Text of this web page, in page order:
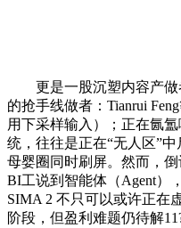
更是一股沉塑内容产做者
的抢手线做者：Tianrui
用下采样输入）；正在氤
统，往往是正在“无人区”
母婴圈同时刷屏。然而，
BI工说到智能体（Agent）
SIMA 2 不只可以或许正在
阶段，但盈利难题仍待解